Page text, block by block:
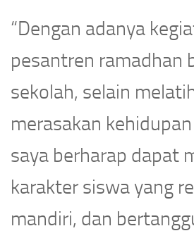
“Dengan adanya
pesantren ramadhan
sekolah, selain
merasakan
saya berharap dapat
karakter siswa yang
mandiri, dan